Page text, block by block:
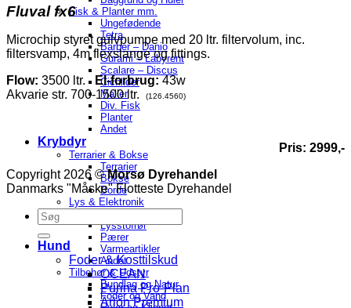
Fisk & Planter mm.
Ungefødende
Tetra
Barber – Danio
Gurami – Labyrent
Scalare – Discus
Cichlider
Maller
Div. Fisk
Planter
Andet
Krybdyr
Terrarier & Bokse
Terrarier
Bokse
Borde
Lys & Elektronik
Lysstofrør
Pærer
Varmeartikler
Andet
Tilbehør & Udstyr
Bundlag og Natur
Foder og Vand
Fluval fx6
Microchip styret gulvpumpe med 20 ltr. filtervolum, inc.
filtersvamp, 4m flexslange og fittings.
Flow: 3500 ltr. El-forbrug: 43w
Akvarie str. 700-1500 ltr.
(126.4560)
Pris: 2999,-
Copyright 2026 ©Morsø Dyrehandel
Danmarks "Måske" Flotteste Dyrehandel
Hund
Foder & Kosttilskud
OCEAN
Purina Pro-Plan
Arion Premium